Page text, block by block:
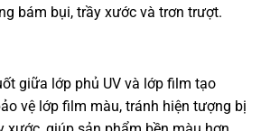
bám bụi, trầy xước và trơn trượt.
giữa lớp phủ UV và lớp film tạo
vệ lớp film màu, tránh hiện tượng bị